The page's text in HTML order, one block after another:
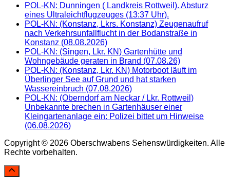
POL-KN: Dunningen ( Landkreis Rottweil). Absturz
eines Ultraleichtflugzeuges (13:37 Uhr).
POL-KN: (Konstanz, Lkrs. Konstanz) Zeugenaufruf
nach Verkehrsunfallflucht in der Bodanstraße in
Konstanz (08.08.2026)
POL-KN: (Singen, Lkr. KN) Gartenhütte und
Wohngebäude geraten in Brand (07.08.26)
POL-KN: (Konstanz, Lkr. KN) Motorboot läuft im
Überlinger See auf Grund und hat starken
Wassereinbruch (07.08.2026)
POL-KN: (Oberndorf am Neckar / Lkr. Rottweil)
Unbekannte brechen in Gartenhäuser einer
Kleingartenanlage ein: Polizei bittet um Hinweise
(06.08.2026)
Copyright © 2026 Oberschwabens Sehenswürdigkeiten. Alle
Rechte vorbehalten.